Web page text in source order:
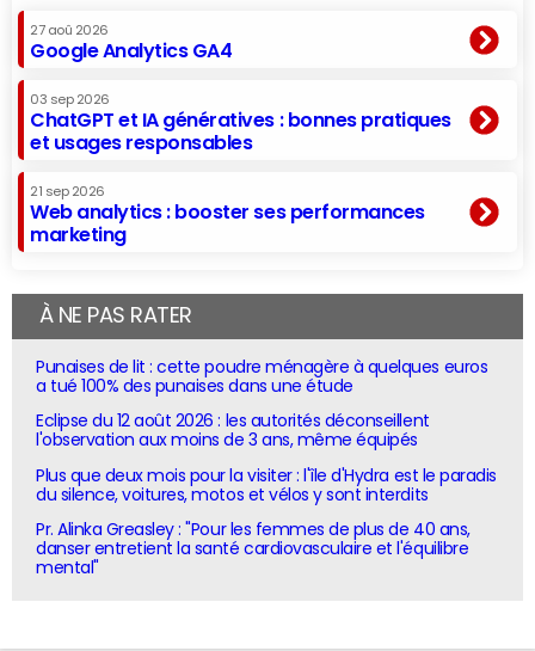
27 aoû 2026
Google Analytics GA4
03 sep 2026
ChatGPT et IA génératives : bonnes pratiques
et usages responsables
21 sep 2026
Web analytics : booster ses performances
marketing
À NE PAS RATER
Punaises de lit : cette poudre ménagère à quelques euros
a tué 100% des punaises dans une étude
Eclipse du 12 août 2026 : les autorités déconseillent
l'observation aux moins de 3 ans, même équipés
Plus que deux mois pour la visiter : l'île d'Hydra est le paradis
du silence, voitures, motos et vélos y sont interdits
Pr. Alinka Greasley : "Pour les femmes de plus de 40 ans,
danser entretient la santé cardiovasculaire et l'équilibre
mental"